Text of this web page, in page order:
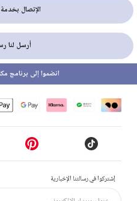
الإتصال بخدمة
أرسل لنا
إشتركوا في رسالتنا الإخبارية
انضموا إلى برنامج